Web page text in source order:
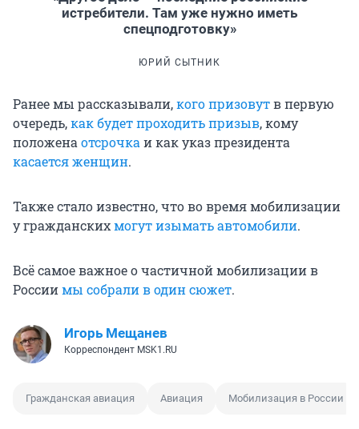
истребители. Там уже нужно иметь
спецподготовку»
ЮРИЙ СЫТНИК
Ранее мы рассказывали,кого призовутв первую
очередь,как будет проходить призыв, кому
положенаотсрочкаи как указ президента
касается женщин.
Также стало известно, что во время мобилизации
у гражданскихмогут изымать автомобили.
Всё самое важное о частичной мобилизации в
Россиимы собрали в один сюжет.
Игорь Мещанев
Корреспондент MSK1.RU
Гражданская авиация Авиация Мобилизация в России